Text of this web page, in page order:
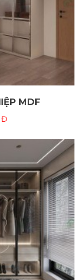
MDF